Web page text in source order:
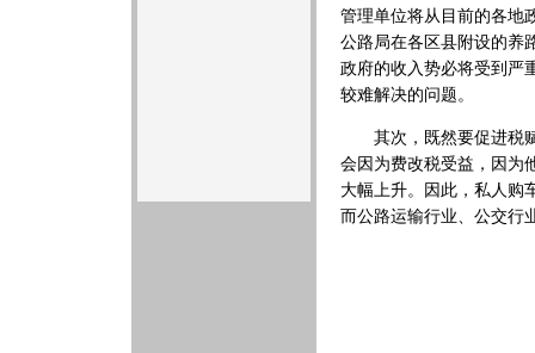
管理单位将从目前的各地
公路局在各区县附设的养
政府的收入势必将受到严
较难解决的问题。
其次，既然要促进税赋
会因为费改税受益，因为
大幅上升。因此，私人购
而公路运输行业、公交行